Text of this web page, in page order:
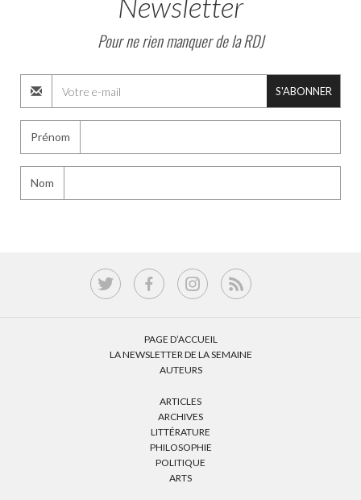
Pour ne rien manquer de la RDJ
S'ABONNER
Prénom
Nom
PAGE D’ACCUEIL
LA NEWSLETTER DE LA SEMAINE
AUTEURS
ARTICLES
ARCHIVES
LITTÉRATURE
PHILOSOPHIE
POLITIQUE
ARTS